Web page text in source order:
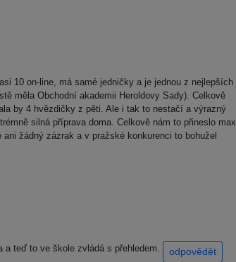
10 on-line, má samé jedničky a je jednou z nejlepších
měla Obchodní akademii Heroldovy Sady). Celkově
by 4 hvězdičky z pěti. Ale i tak to nestačí a výrazný
silná příprava doma. Celkově nám to přineslo max
žádný zázrak a v pražské konkurenci to bohužel
a teď to ve škole zvládá s přehledem. odpovědět